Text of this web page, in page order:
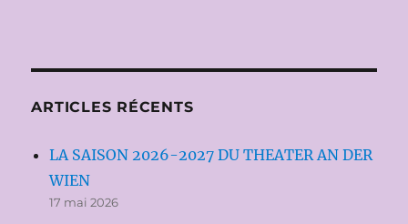
ARTICLES RÉCENTS
LA SAISON 2026-2027 DU THEATER AN DER
WIEN
17 mai 2026